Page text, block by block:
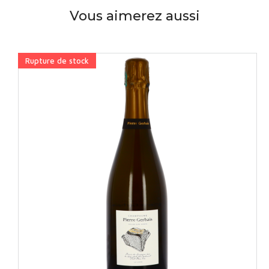
Vous aimerez aussi